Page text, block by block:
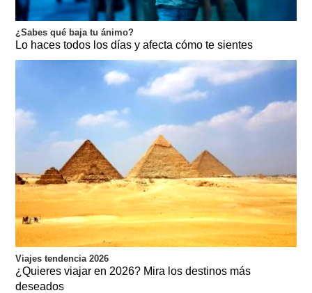
¿Sabes qué baja tu ánimo?
Lo haces todos los días y afecta cómo te sientes
Viajes tendencia 2026
¿Quieres viajar en 2026? Mira los destinos más
deseados